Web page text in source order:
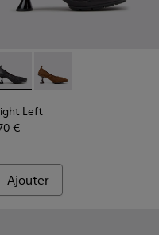
en cuir et
008
- K201836-007
Twins - K201836-005
Twins -
Left - K201976-001 -
Right Left -
Left
€
Ajouter